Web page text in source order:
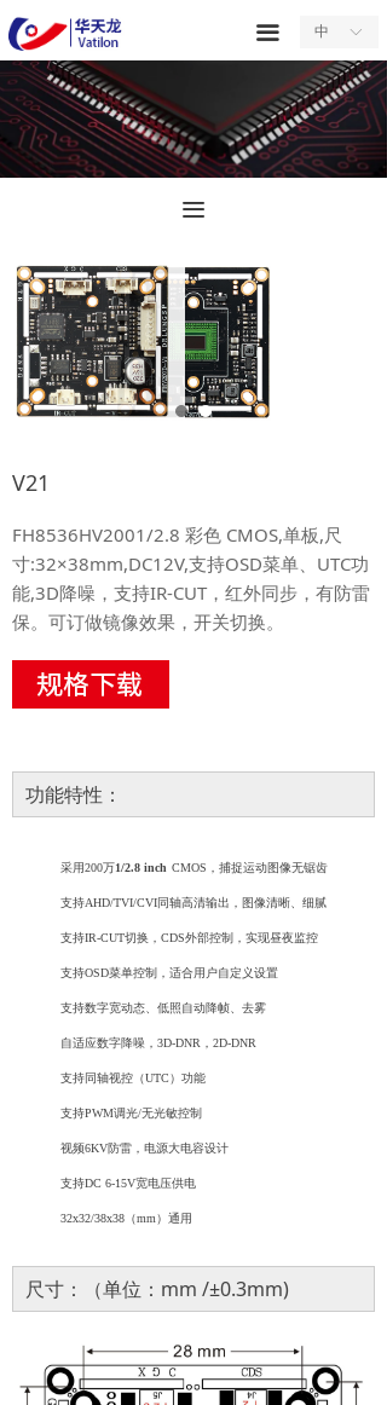
끀
首页
关于我们
产品中心
合作中心
联系我们
ꀅ
中
V21
FH8536HV2001/2.8 彩色 CMOS,单板,尺
寸:32×38mm,DC12V,支持OSD菜单、UTC功
能,3D降噪，支持IR-CUT，红外同步，有防雷
保。可订做镜像效果，开关切换。
功能特性：
采用200万1/2.8 inch CMOS，捕捉运动图像无锯齿
支持AHD/TVI/CVI同轴高清输出，图像清晰、细腻
支持IR-CUT切换，CDS外部控制，实现昼夜监控
支持OSD菜单控制，适合用户自定义设置
支持数字宽动态 低照自动降帧、去雾
自适应数字降噪， 3D-DNR， 2D-DNR
支持同轴视控（UTC） 功能
支持PWM调光/无光敏控制
视频6KV防雷，电源大电容设计
支持DC 6-15V宽电压供电
32x32/38x38（mm） 通用
尺寸：（单位：mm /±0.3mm)
끀